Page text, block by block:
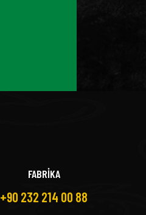
FABRİKA
+90 232 214 00 88